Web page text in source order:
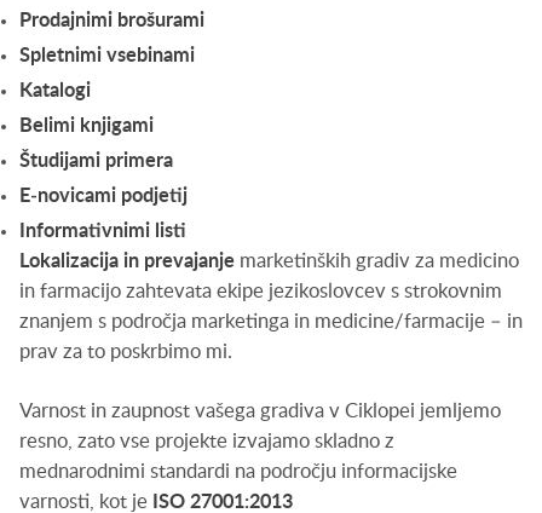
Prodajnimi brošurami
Spletnimi vsebinami
Katalogi
Belimi knjigami
Študijami primera
E-novicami podjetij
Informativnimi listi
Lokalizacija in prevajanje marketinških gradiv za medicino
in farmacijo zahtevata ekipe jezikoslovcev s strokovnim
znanjem s področja marketinga in medicine/farmacije – in
prav za to poskrbimo mi.
Varnost in zaupnost vašega gradiva v Ciklopei jemljemo
resno, zato vse projekte izvajamo skladno z
mednarodnimi standardi na področju informacijske
varnosti, kot je
ISO 27001:2013